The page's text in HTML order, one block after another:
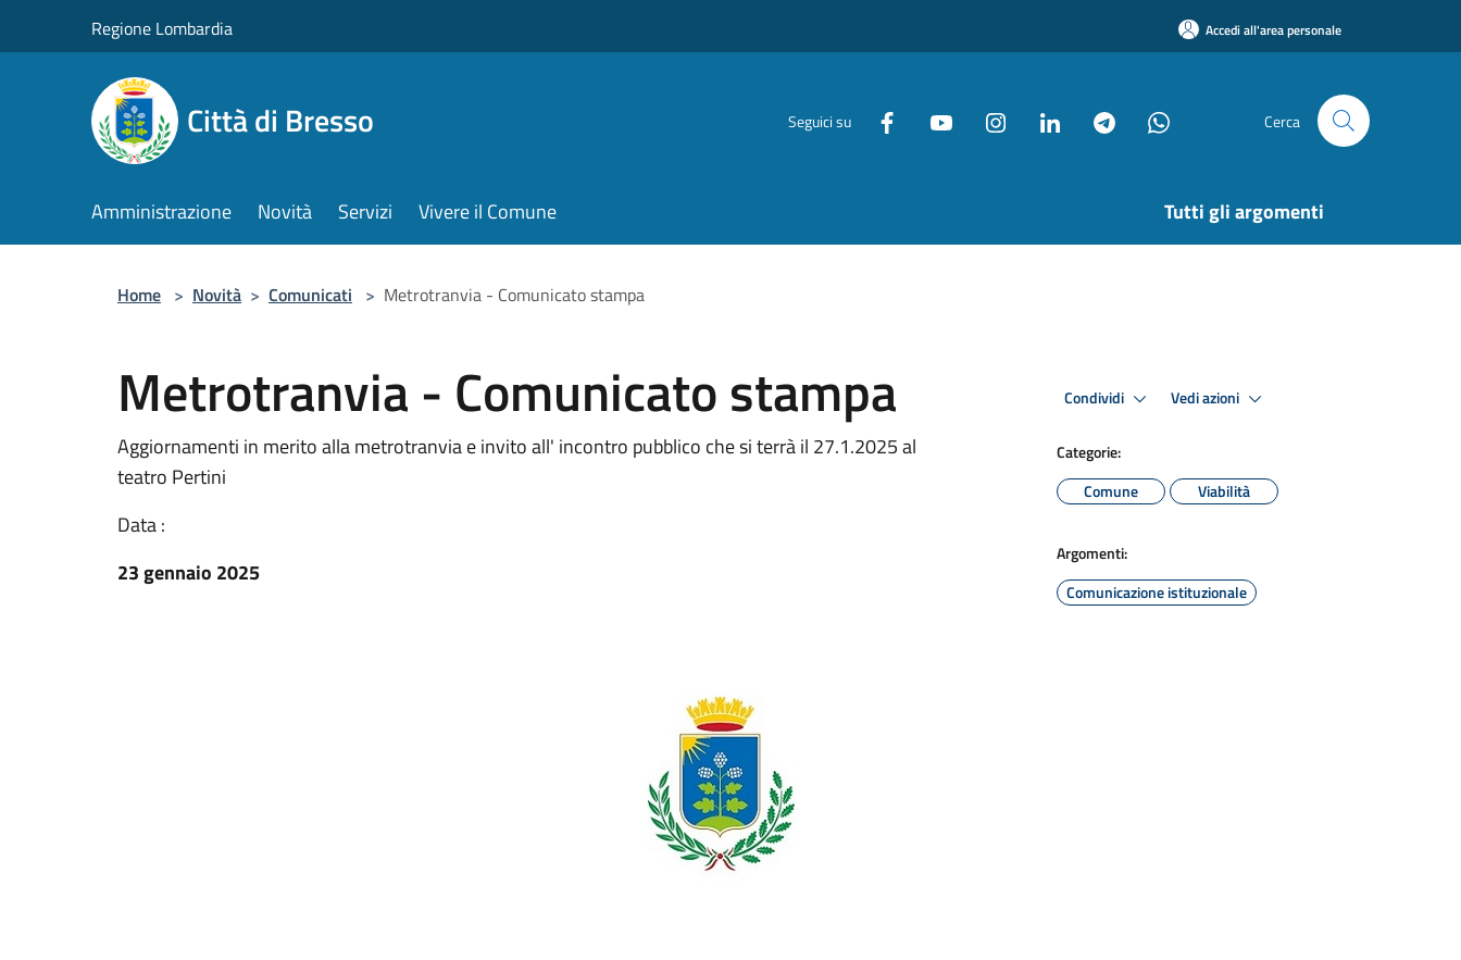
Regione Lombardia Accedi all'area personale
Città di Bresso Seguici su Cerca
Amministrazione Novità Servizi Vivere il Comune Tutti gli argomenti
Home > Novità > Comunicati > Metrotranvia - Comunicato stampa
Metrotranvia - Comunicato stampa
Aggiornamenti in merito alla metrotranvia e invito all' incontro pubblico che si terrà il 27.1.2025 al
teatro Pertini
Data :
23 gennaio 2025
Condividi Vedi azioni
Categorie:
Comune
Viabilità
Argomenti:
Comunicazione istituzionale